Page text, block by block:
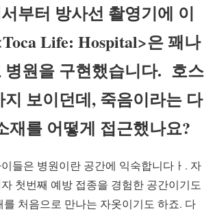
부터 방사선 촬영기에 이
Life: Hospital>은 꽤나
병원을 구현했습니다. 호스
보이던데, 죽음이라는 다
재를 어떻게 접근했나요?
들은 병원이란 공간에 익숙합니다ㅏ. 자
첫번째 예방 접종을 경험한 공간이기도
처음으로 만나는 자옷이기도 하죠. 다